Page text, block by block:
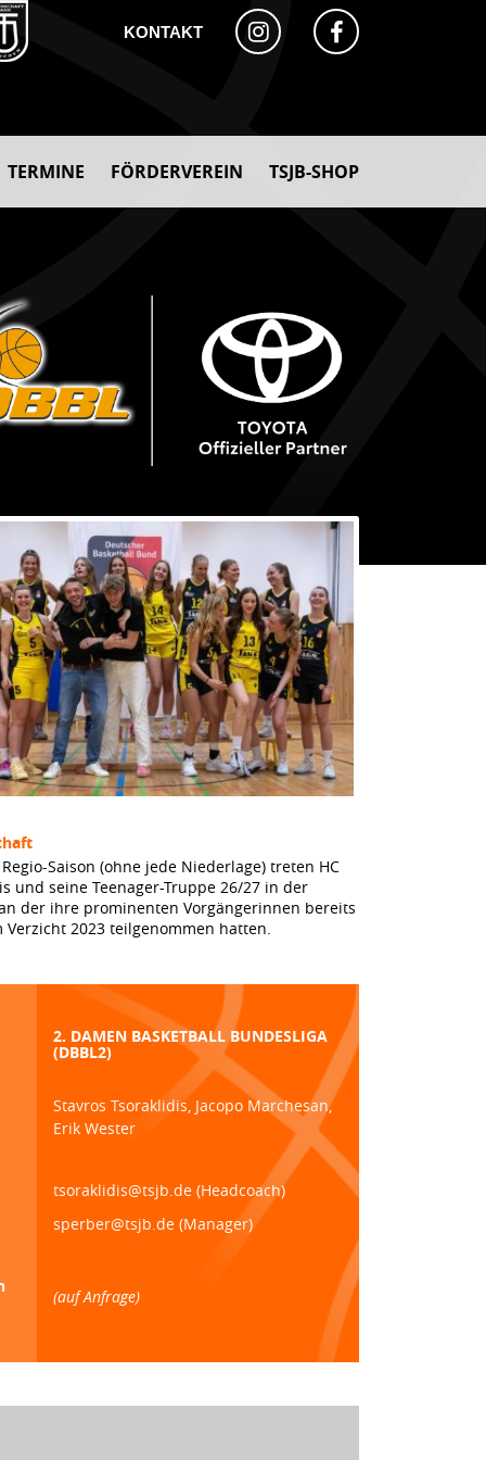
KONTAKT
TERMINE FÖRDERVEREIN TSJB-SHOP
Saison (ohne jede Niederlage) treten HC
und seine Teenager-Truppe 26/27 in der
der ihre prominenten Vorgängerinnen bereits
Verzicht 2023 teilgenommen hatten.
2. DAMEN BASKETBALL BUNDESLIGA
(DBBL2)
Stavros Tsoraklidis, Jacopo Marchesan,
Erik Wester
tsoraklidis@tsjb.de (Headcoach)
sperber@tsjb.de (Manager)
(auf Anfrage)